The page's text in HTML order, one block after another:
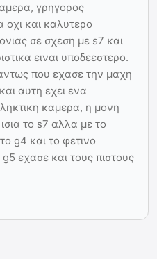
γρηγορος
οχι και καλυτερο
σε σχεση με s7 και
ειναι υποδεεστερο.
που εχασε την μαχη
αυτη εχει ενα
καμερα, η μονη
το s7 αλλα με το
g4 και το φετινο
εχασε και τους πιστους